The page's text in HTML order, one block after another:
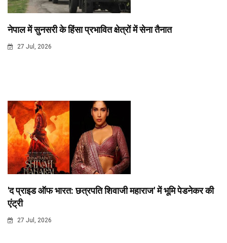
नेपाल में सुनसरी के हिंसा प्रभावित क्षेत्रों में सेना तैनात
27 Jul, 2026
'द प्राइड ऑफ भारत: छत्रपति शिवाजी महाराज' में भूमि पेडनेकर की
एंट्री
27 Jul, 2026